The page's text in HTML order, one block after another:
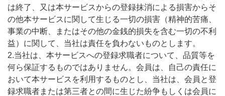
は終了、又は本サービスからの登録抹消による損害からそ
の他本サービスに関して生じる一切の損害（精神的苦痛、
事業の中断、またはその他の金銭的損失を含む一切の不利
益）に関して、当社は責任を負わないものとします。
2.当社は、本サービスへの登録求職者について、品質等を
何ら保証するものではありません。会員は、自己の責任に
おいて本サービスを利用するものとし、当社は、会員と登
録求職者または第三者との間に生じた紛争もしくは会員に